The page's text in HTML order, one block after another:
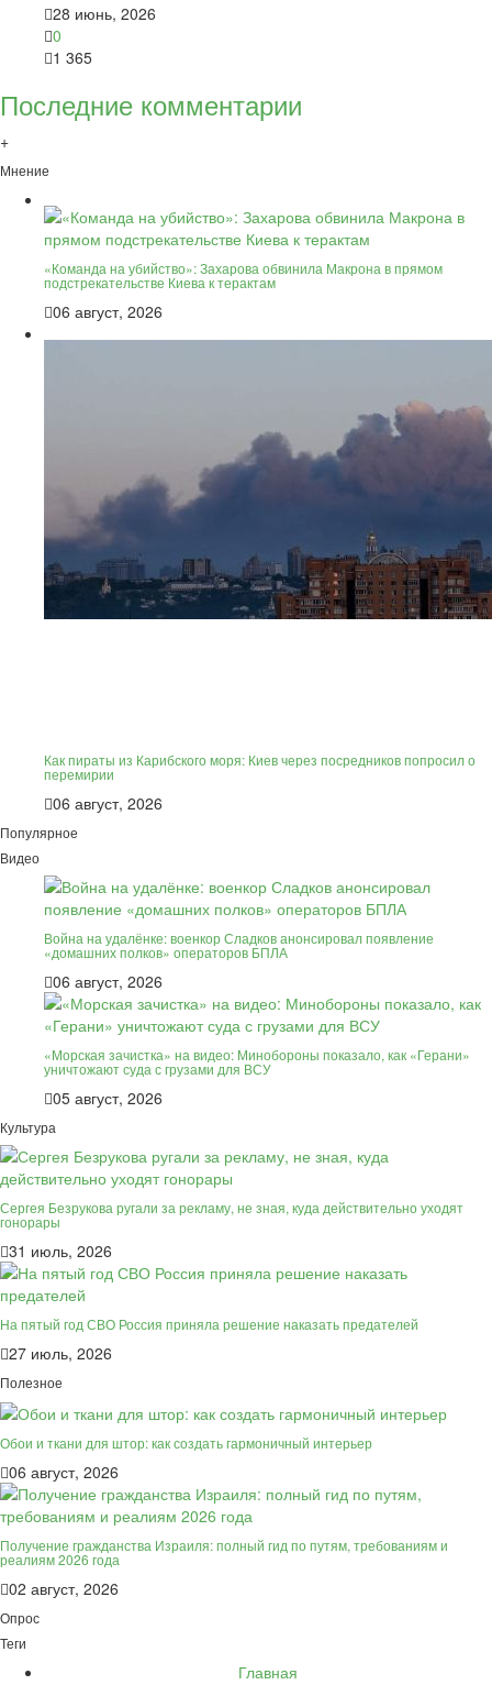
28 июнь, 2026
0
1 365
Последние комментарии
+
Мнение
«Команда на убийство»: Захарова обвинила Макрона в прямом
подстрекательстве Киева к терактам
06 август, 2026
Как пираты из Карибского моря: Киев через посредников попросил о
перемирии
06 август, 2026
Популярное
Видео
Война на удалёнке: военкор Сладков анонсировал появление
«домашних полков» операторов БПЛА
06 август, 2026
«Морская зачистка» на видео: Минобороны показало, как «Герани»
уничтожают суда с грузами для ВСУ
05 август, 2026
Культура
Сергея Безрукова ругали за рекламу, не зная, куда действительно уходят
гонорары
31 июль, 2026
На пятый год СВО Россия приняла решение наказать предателей
27 июль, 2026
Полезное
Обои и ткани для штор: как создать гармоничный интерьер
06 август, 2026
Получение гражданства Израиля: полный гид по путям, требованиям и
реалиям 2026 года
02 август, 2026
Опрос
Теги
Главная